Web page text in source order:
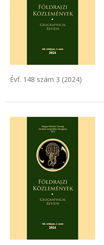
Évf. 148 szám 3 (2024)